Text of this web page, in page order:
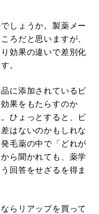
しょうか。製薬メー
ろだと思いますが、
効果の違いで差別化
。
に添加されているビ
果をもたらすのか
ひょっとすると、ビ
はないのかもしれな
毛薬の中で「どれが
ら聞かれても、薬学
回答をせざるを得ま
らリアップを買って